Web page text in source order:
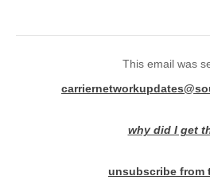
This email was
why did I get
unsubscribe from